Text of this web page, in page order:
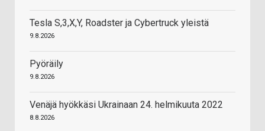
Tesla S,3,X,Y, Roadster ja Cybertruck yleistä
9.8.2026
Pyöräily
9.8.2026
Venäjä hyökkäsi Ukrainaan 24. helmikuuta 2022
8.8.2026